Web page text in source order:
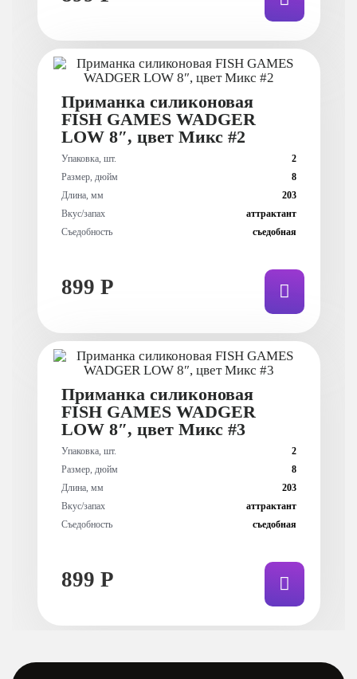
Приманка силиконовая
FISH GAMES WADGER
LOW 8″, цвет Микс #2
Упаковка, шт.
2
Размер, дюйм
8
Длина, мм
203
Вкус/запах
аттрактант
Съедобность
съедобная
899 Р
Приманка силиконовая
FISH GAMES WADGER
LOW 8″, цвет Микс #3
Упаковка, шт.
2
Размер, дюйм
8
Длина, мм
203
Вкус/запах
аттрактант
Съедобность
съедобная
899 Р